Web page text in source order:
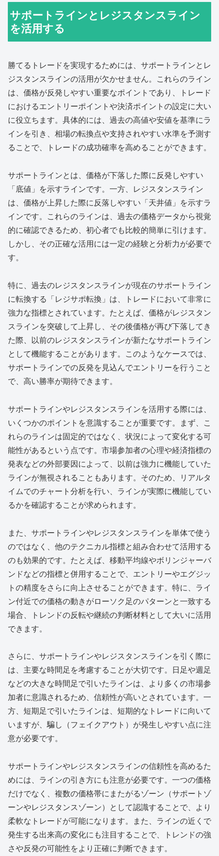
サポートラインとレジスタンスライン
を活用する
勝てるトレードを実現するためには、サポートラインとレ
ジスタンスラインの活用が欠かせません。これらのライン
は、価格が反発しやすい重要なポイントであり、トレード
におけるエントリーポイントや決済ポイントの設定に大い
に役立ちます。具体的には、過去の高値や安値を基準にラ
インを引き、相場の転換点や支持されやすい水準を予測す
ることで、トレードの成功確率を高めることができます。
サポートラインとは、価格が下落した際に反発しやすい
「底値」を示すラインです。一方、レジスタンスライン
は、価格が上昇した際に反落しやすい「天井値」を示すラ
インです。これらのラインは、過去の価格データから視覚
的に確認できるため、初心者でも比較的簡単に引けます。
しかし、その正確な活用には一定の経験と分析力が必要で
す。
特に、過去のレジスタンスラインが現在のサポートライン
に転換する「レジサポ転換」は、トレードにおいて非常に
強力な指標とされています。たとえば、価格がレジスタン
スラインを突破して上昇し、その後価格が再び下落してき
た際、以前のレジスタンスラインが新たなサポートライン
として機能することがあります。このようなケースでは、
サポートラインでの反発を見込んでエントリーを行うこと
で、高い勝率が期待できます。
サポートラインやレジスタンスラインを活用する際には、
いくつかのポイントを意識することが重要です。まず、こ
れらのラインは固定的ではなく、状況によって変化する可
能性があるという点です。市場参加者の心理や経済指標の
発表などの外部要因によって、以前は強力に機能していた
ラインが無視されることもあります。そのため、リアルタ
イムでのチャート分析を行い、ラインが実際に機能してい
るかを確認することが求められます。
また、サポートラインやレジスタンスラインを単体で使う
のではなく、他のテクニカル指標と組み合わせて活用する
のも効果的です。たとえば、移動平均線やボリンジャーバ
ンドなどの指標と併用することで、エントリーやエグジッ
トの精度をさらに向上させることができます。特に、ライ
ン付近での価格の動きがローソク足のパターンと一致する
場合、トレンドの反転や継続の判断材料として大いに活用
できます。
さらに、サポートラインやレジスタンスラインを引く際に
は、主要な時間足を考慮することが大切です。日足や週足
などの大きな時間足で引いたラインは、より多くの市場参
加者に意識されるため、信頼性が高いとされています。一
方、短期足で引いたラインは、短期的なトレードに向いて
いますが、騙し（フェイクアウト）が発生しやすい点に注
意が必要です。
サポートラインやレジスタンスラインの信頼性を高めるた
めには、ラインの引き方にも注意が必要です。一つの価格
だけでなく、複数の価格帯にまたがるゾーン（サポートゾ
ーンやレジスタンスゾーン）として認識することで、より
柔軟なトレードが可能になります。また、ラインの近くで
発生する出来高の変化にも注目することで、トレンドの強
さや反発の可能性をより正確に判断できます。